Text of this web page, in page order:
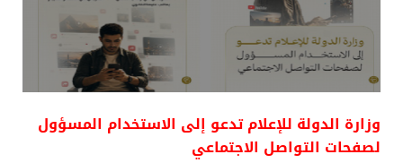
وزارة الدولة للإعلام تدعو إلى الاستخدام المسؤول
لصفحات التواصل الاجتماعي